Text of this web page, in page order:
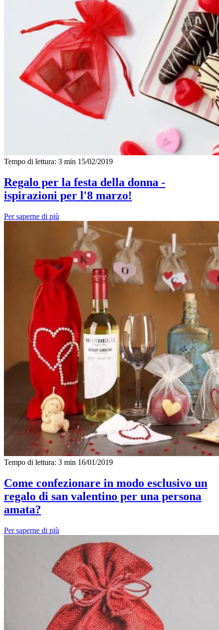
Tempo di lettura: 3 min 15/02/2019
Regalo per la festa della donna -
ispirazioni per l'8 marzo!
Per saperne di più
Tempo di lettura: 3 min 16/01/2019
Come confezionare in modo esclusivo un
regalo di san valentino per una persona
amata?
Per saperne di più